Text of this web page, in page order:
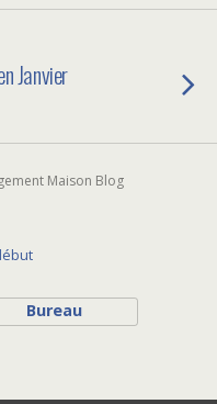
Janvier
Maison Blog
Bureau